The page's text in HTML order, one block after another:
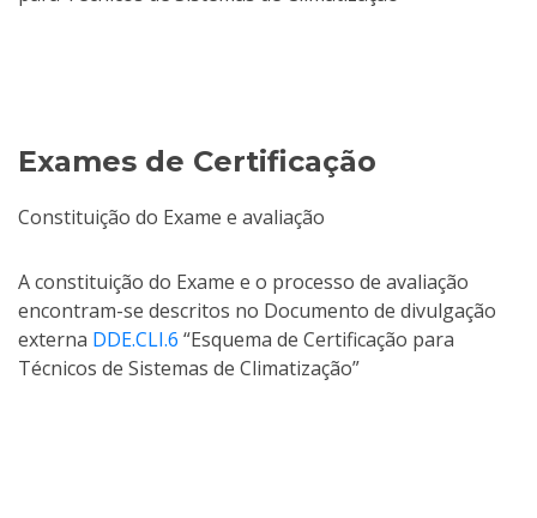
Exames de Certificação
Constituição do Exame e avaliação
A constituição do Exame e o processo de avaliação
encontram-se descritos no Documento de divulgação
externa DDE.CLI.6 “Esquema de Certificação para
Técnicos de Sistemas de Climatização”